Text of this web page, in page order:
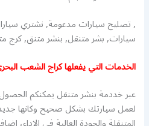
, تصليح سيارات مدعومة, نشتري
سيارات, بشر متنقل, بنشر متنق, كرج
الخدمات التي يفعلها كراج الشعب
عبر خددمة بنشر متنقل يمكنكم الحصول
لعمل سيارتك بشكل صحيح وكانها